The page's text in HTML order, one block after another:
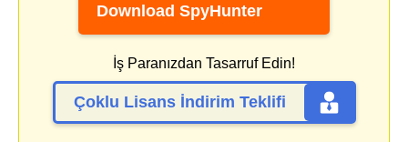
Download SpyHunter
İş Paranızdan Tasarruf Edin!
Çoklu Lisans İndirim Teklifi